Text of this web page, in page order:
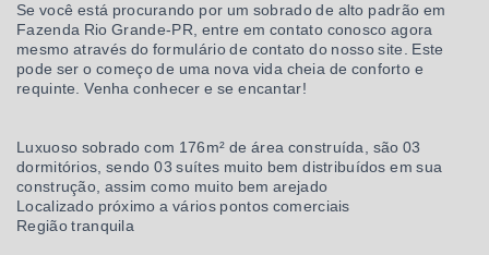
Se você está procurando por um sobrado de alto padrão em
Fazenda Rio Grande-PR, entre em contato conosco agora
mesmo através do formulário de contato do nosso site. Este
pode ser o começo de uma nova vida cheia de conforto e
requinte. Venha conhecer e se encantar!
Luxuoso sobrado com 176m² de área construída, são 03
dormitórios, sendo 03 suítes muito bem distribuídos em sua
construção, assim como muito bem arejado
Localizado próximo a vários pontos comerciais
Região tranquila